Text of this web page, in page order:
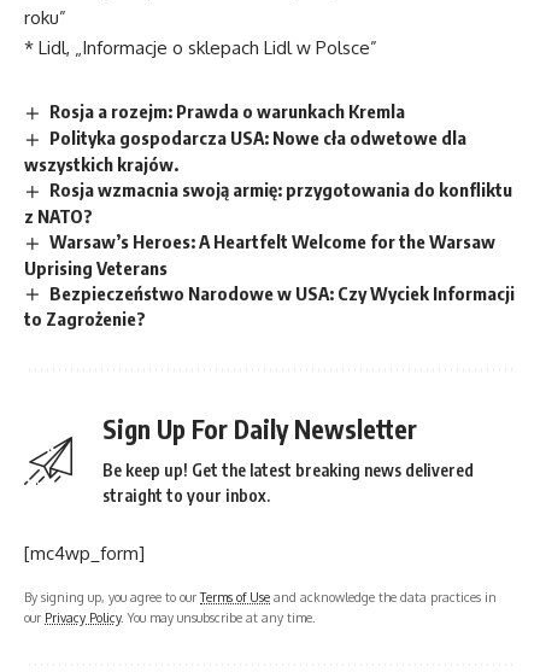
roku”
* Lidl, „Informacje o sklepach Lidl w Polsce”
Rosja a rozejm: Prawda o warunkach Kremla
Polityka gospodarcza USA: Nowe cła odwetowe dla
wszystkich krajów.
Rosja wzmacnia swoją armię: przygotowania do konfliktu
z NATO?
Warsaw’s Heroes: A Heartfelt Welcome for the Warsaw
Uprising Veterans
Bezpieczeństwo Narodowe w USA: Czy Wyciek Informacji
to Zagrożenie?
Sign Up For Daily Newsletter
Be keep up! Get the latest breaking news delivered
straight to your inbox.
[mc4wp_form]
By signing up, you agree to ourTerms of Use and acknowledge the data practices in
our Privacy Policy. You may unsubscribe at any time.